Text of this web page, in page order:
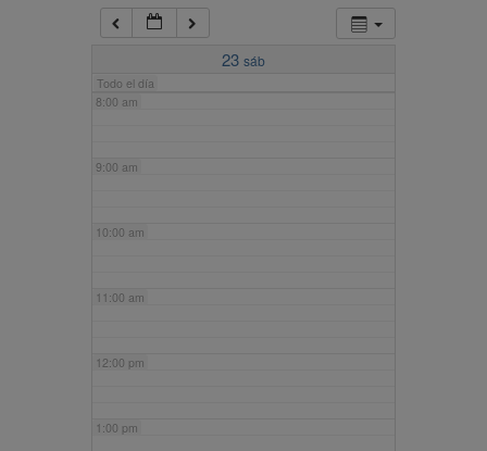
23 sáb
Todo el día
7:00 am
8:00 am
9:00 am
10:00 am
11:00 am
12:00 pm
1:00 pm